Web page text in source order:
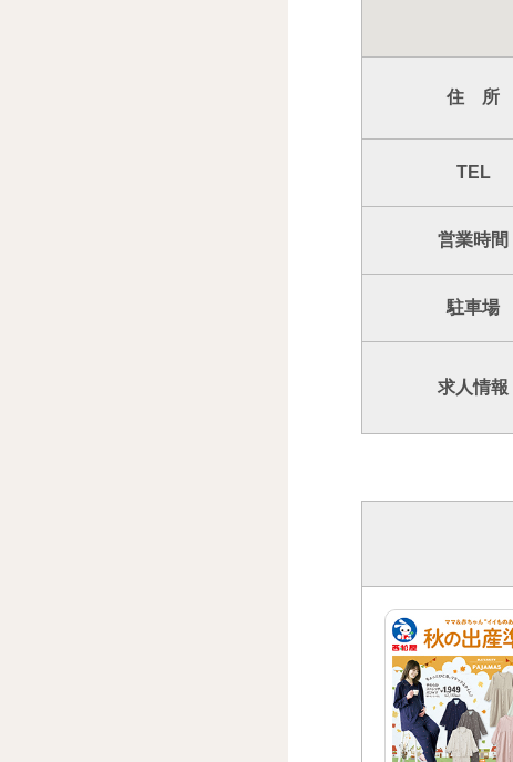
住 所
TEL
営業時間
駐車場
求人情報